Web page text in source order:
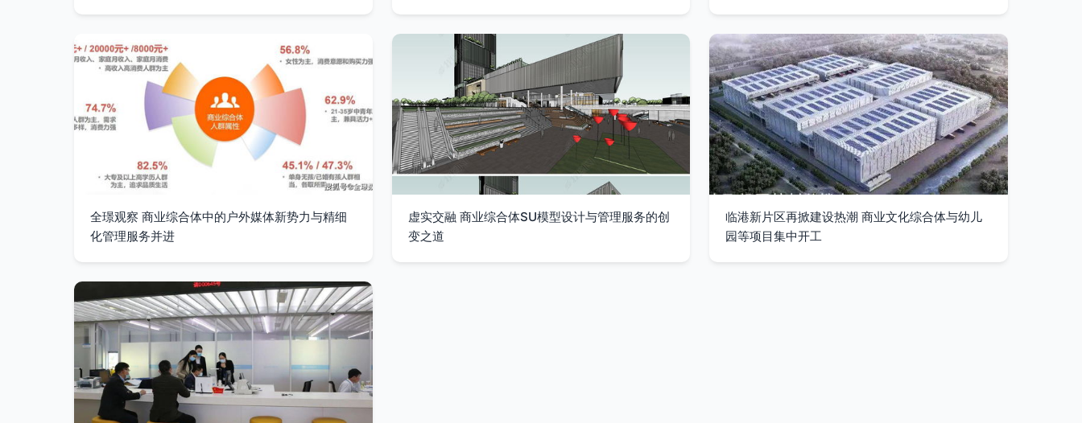
全璟观察 商业综合体中的户外媒体新势力与精细
化管理服务并进
虚实交融 商业综合体SU模型设计与管理服务的创
变之道
临港新片区再掀建设热潮 商业文化综合体与幼儿
园等项目集中开工